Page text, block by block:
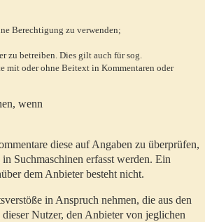
Berechtigung zu verwenden;
zu betreiben. Dies gilt auch für sog.
mit oder ohne Beitext in Kommentaren oder
wenn
diese auf Angaben zu überprüfen,
Suchmaschinen erfasst werden. Ein
dem Anbieter besteht nicht.
in Anspruch nehmen, die aus den
Nutzer, den Anbieter von jeglichen